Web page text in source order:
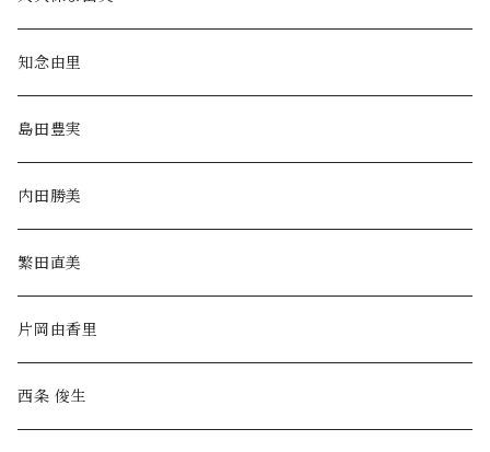
知念由里
島田豊実
内田勝美
繁田直美
片岡由香里
西条 俊生